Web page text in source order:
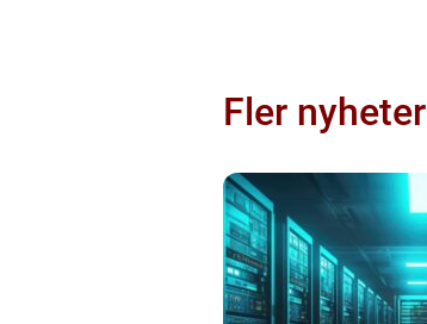
Fler nyheter